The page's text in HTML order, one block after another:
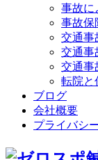
事故に
事故保
交通事
交通事
交通事
転院と
ブログ
会社概要
プライバシ